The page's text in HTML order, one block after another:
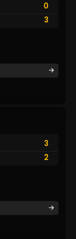
0
3
3
2